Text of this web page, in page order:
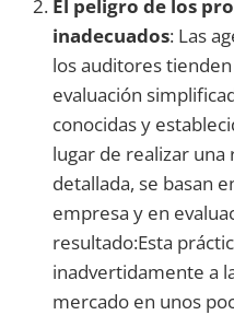
El peligro de los
inadecuados: Las
los auditores
evaluación
conocidas y
lugar de realizar una
detallada, se basan
empresa y en
resultado:Esta
inadvertidamente a
mercado en unos